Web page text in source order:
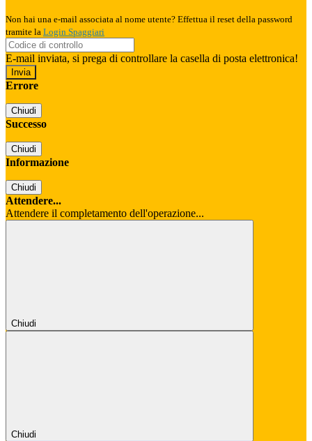
Non hai una e-mail associata al nome utente? Effettua il reset della password
tramite la Login Spaggiari
E-mail inviata, si prega di controllare la casella di posta elettronica!
Errore
Chiudi
Successo
Chiudi
Informazione
Chiudi
Attendere...
Attendere il completamento dell'operazione...
Chiudi
Chiudi